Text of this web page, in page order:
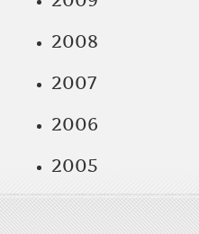
2008
2007
2006
2005